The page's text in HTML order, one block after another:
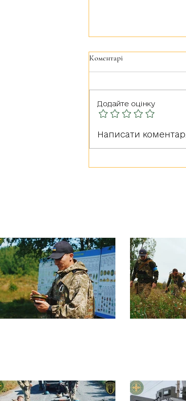
Герої серед нас: РУДА
Коментарі
Додайте оцінку
Написати коментар...